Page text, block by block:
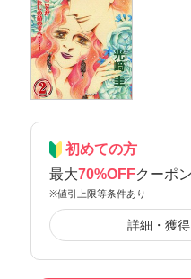
初めての方
最大70%OFFクーポン
※値引上限等条件あり
詳細・獲